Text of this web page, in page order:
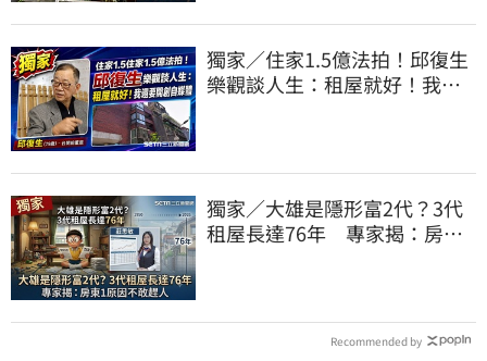
獨家／住家1.5億法拍！邱復生
樂觀談人生：租屋就好！我還
獨家／大雄是隱形富2代？3代
租屋長達76年 專家揭：房東1
Recommended by